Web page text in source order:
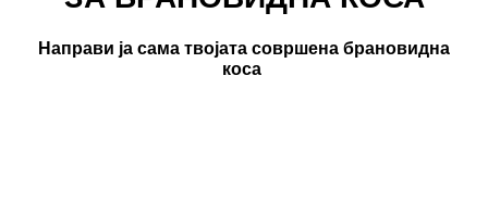
Направи ја сама твојата совршена брановидна
коса